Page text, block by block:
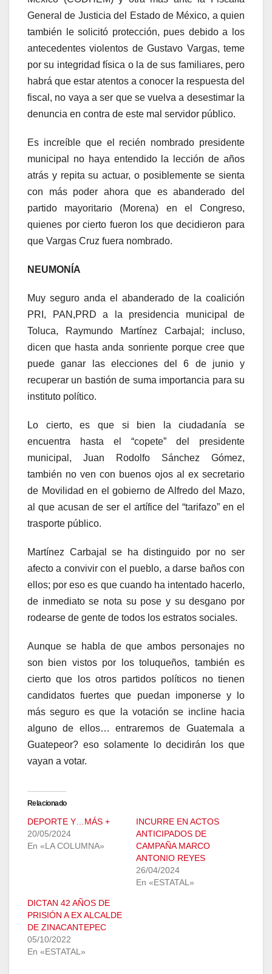
General de Justicia del Estado de México, a quien
también le solicitó protección, pues debido a los
antecedentes violentos de Gustavo Vargas, teme
por su integridad física o la de sus familiares, pero
habrá que estar atentos a conocer la respuesta del
fiscal, no vaya a ser que se vuelva a desestimar la
denuncia en contra de este mal servidor público.
Es increíble que el recién nombrado presidente
municipal no haya entendido la lección de años
atrás y repita su actuar, o posiblemente se sienta
con más poder ahora que es abanderado del
partido mayoritario (Morena) en el Congreso,
quienes por cierto fueron los que decidieron para
que Vargas Cruz fuera nombrado.
NEUMONÍA
Muy seguro anda el abanderado de la coalición
PRI, PAN,PRD a la presidencia municipal de
Toluca, Raymundo Martínez Carbajal; incluso,
dicen que hasta anda sonriente porque cree que
puede ganar las elecciones del 6 de junio y
recuperar un bastión de suma importancia para su
instituto político.
Lo cierto, es que si bien la ciudadanía se
encuentra hasta el “copete” del presidente
municipal, Juan Rodolfo Sánchez Gómez,
también no ven con buenos ojos al ex secretario
de Movilidad en el gobierno de Alfredo del Mazo,
al que acusan de ser el artífice del “tarifazo” en el
trasporte público.
Martínez Carbajal se ha distinguido por no ser
afecto a convivir con el pueblo, a darse baños con
ellos; por eso es que cuando ha intentado hacerlo,
de inmediato se nota su pose y su desgano por
rodearse de gente de todos los estratos sociales.
Aunque se habla de que ambos personajes no
son bien vistos por los toluqueños, también es
cierto que los otros partidos políticos no tienen
candidatos fuertes que puedan imponerse y lo
más seguro es que la votación se incline hacia
alguno de ellos… entraremos de Guatemala a
Guatepeor? eso solamente lo decidirán los que
vayan a votar.
Relacionado
DEPORTE Y…MÁS +
20/05/2024
En «LA COLUMNA»
INCURRE EN ACTOS
ANTICIPADOS DE
CAMPAÑA MARCO
ANTONIO REYES
26/04/2024
En «ESTATAL»
DICTAN 42 AÑOS DE
PRISIÓN A EX ALCALDE
DE ZINACANTEPEC
05/10/2022
En «ESTATAL»